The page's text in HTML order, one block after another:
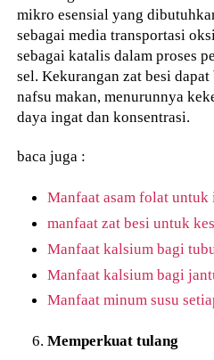
mikro esensial yang
sebagai media transportasi
sebagai katalis dalam proses
sel. Kekurangan zat besi
nafsu makan, menurunnya
daya ingat dan konsentrasi.
baca juga :
Manfaat asam folat
manfaat zat besi untuk
Manfaat kalsium bagi
Manfaat kalsium bagi
Manfaat minum susu
Memperkuat tulang